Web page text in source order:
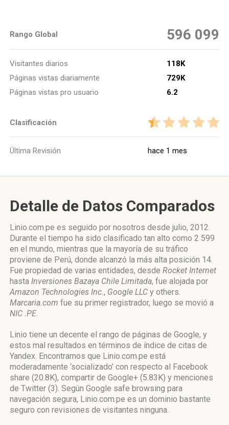
Rango Global 596 099
Visitantes diarios
118K
Páginas vistas diariamente
729K
Páginas vistas pro usuario
6.2
Clasificación
Última Revisión hace 1 mes
Detalle de Datos Comparados
Linio.com.pe es seguido por nosotros desde julio, 2012.
Durante el tiempo ha sido clasificado tan alto como 2 599
en el mundo, mientras que la mayoría de su tráfico
proviene de Perú, donde alcanzó la más alta posición 14.
Fue propiedad de varias entidades, desde Rocket Internet
hasta Inversiones Bazaya Chile Limitada, fue alojada por
Amazon Technologies Inc., Google LLC y others.
Marcaria.com fue su primer registrador, luego se movió a
NIC .PE.
Linio tiene un decente el rango de páginas de Google, y
estos mal resultados en términos de índice de citas de
Yandex. Encontramos que Linio.com.pe está
moderadamente ‘socializado’ con respecto al Facebook
share (20.8K), compartir de Google+ (5.83K) y menciones
de Twitter (3). Según Google safe browsing para
navegación segura, Linio.com.pe es un dominio bastante
seguro con revisiones de visitantes ninguna.